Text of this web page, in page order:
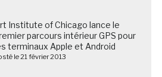
Institute of Chicago lance le
parcours intérieur GPS pour
terminaux Apple et Android
le 21 février 2013